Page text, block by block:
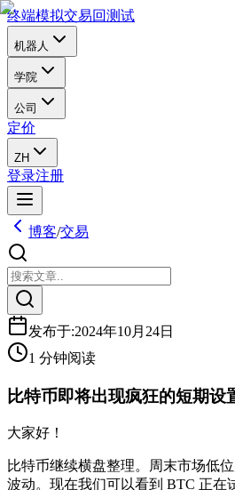
终端模拟交易回测试
机器人
学院
公司
定价
ZH
登录注册
博客/交易
发布于:2024年10月24日
1 分钟阅读
比特币即将出现疯狂的短期设
大家好！
比特币继续横盘整理。周末市场低
波动。现在我们可以看到 BTC 正在